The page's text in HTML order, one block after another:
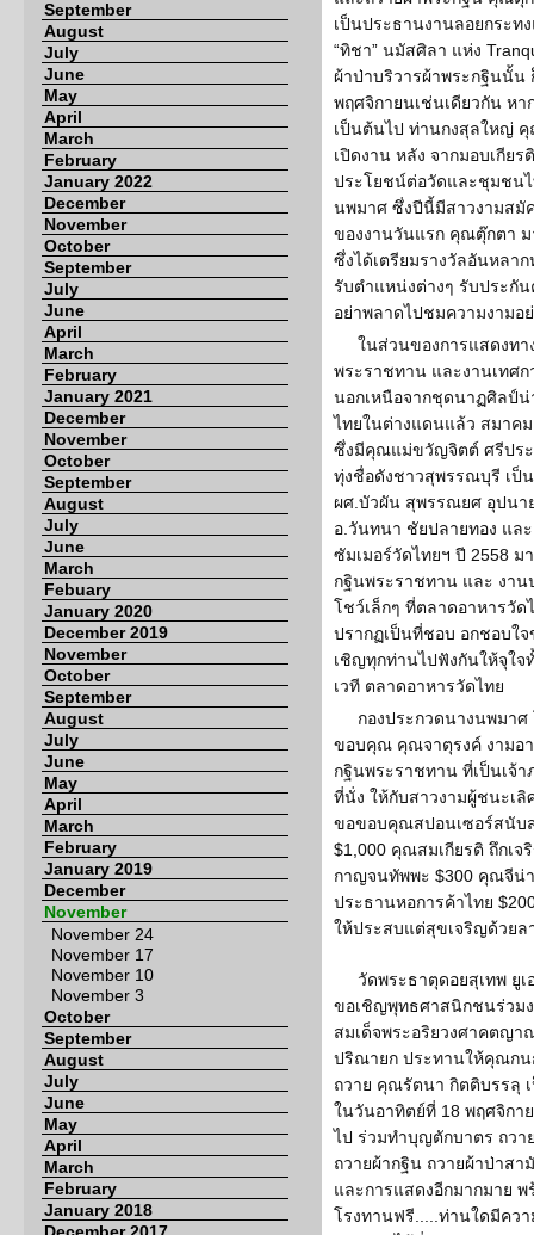
September
August
July
June
May
April
March
February
January 2022
December
November
October
September
July
June
April
March
February
January 2021
December
November
October
September
August
July
June
March
Febuary
January 2020
December 2019
November
October
September
August
July
June
May
April
March
February
January 2019
December
November
November 24
November 17
November 10
November 3
October
September
August
July
June
May
April
March
February
January 2018
เป็นประธานงานลอยกระ
“ทิชา” นมัสศิลา แห่ง
ผ้าป่าบริวารผ้าพระกฐินนั้น
พฤศจิกายนเช่นเดียวกัน หา
เป็นต้นไป ท่านกงสุลใหญ่
เปิดงาน หลัง จากมอบเกีย
ประโยชน์ต่อวัดและชุมชนไ
นพมาศ ซึ่งปีนี้มีสาวงามสมั
ของงานวันแรก คุณตุ๊กตา
ซึ่งได้เตรียมรางวัลอันหลา
รับตำแหน่งต่างๆ รับประกั
อย่าพลาดไปชมความงามอ
ในส่วนของการแสดงท
พระราชทาน และงานเทศ
นอกเหนือจากชุดนาฏศิลป์
ไทยในต่างแดนแล้ว สมาค
ซึ่งมีคุณแม่ขวัญจิตต์ ศรีประ
ทุ่งชื่อดังชาวสุพรรณบุรี เป็
ผศ.บัวผัน สุพรรณยศ อุปนา
อ.วันทนา ชัยปลายทอง แล
ซัมเมอร์วัดไทยฯ ปี 2558
กฐินพระราชทาน และ งา
โชว์เล็กๆ ที่ตลาดอาหารวัด
ปรากฏเป็นที่ชอบ อกชอบใจ
เชิญทุกท่านไปฟังกันให้จุใจ
เวที ตลาดอาหารวัดไทย
กองประกวดนางนพมา
ขอบคุณ คุณจาตุรงค์ งามอ
กฐินพระราชทาน ที่เป็นเจ้า
ที่นั่ง ให้กับสาวงามผู้ชนะเ
ขอขอบคุณสปอนเซอร์สนับ
$1,000 คุณสมเกียรติ ถึกเ
กาญจนทัพพะ $300 คุณจีน่
ประธานหอการค้าไทย
ให้ประสบแต่สุขเจริญด้วย
วัดพระธาตุดอยสุเทพ ยู
ขอเชิญพุทธศาสนิกชนร่วม
สมเด็จพระอริยวงศาคตญ
ปริณายก ประทานให้คุณก
ถวาย คุณรัตนา กิตติบรรลุ
ในวันอาทิตย์ที่ 18 พฤศจิกา
ไป ร่วมทำบุญตักบาตร ถวา
ถวายผ้ากฐิน ถวายผ้าป่าส
และการแสดงอีกมากมาย
โรงทานฟรี.....ท่านใดมีคว